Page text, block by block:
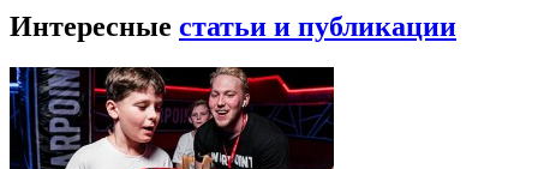
Интересные статьи и публикации